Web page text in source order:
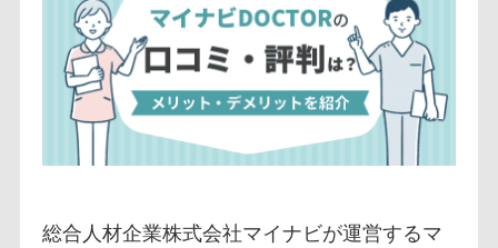
総合人材企業株式会社マイナビが運営するマ